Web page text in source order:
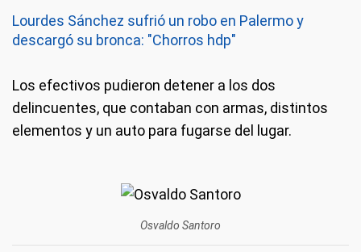
Lourdes Sánchez sufrió un robo en Palermo y
descargó su bronca: "Chorros hdp"
Los efectivos pudieron detener a los dos
delincuentes, que contaban con armas, distintos
elementos y un auto para fugarse del lugar.
Osvaldo Santoro